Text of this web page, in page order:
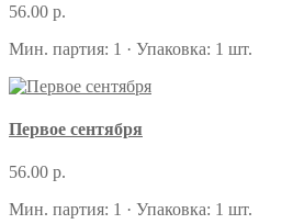
56.00 р.
Мин. партия: 1 · Упаковка: 1 шт.
Первое сентября
56.00 р.
Мин. партия: 1 · Упаковка: 1 шт.